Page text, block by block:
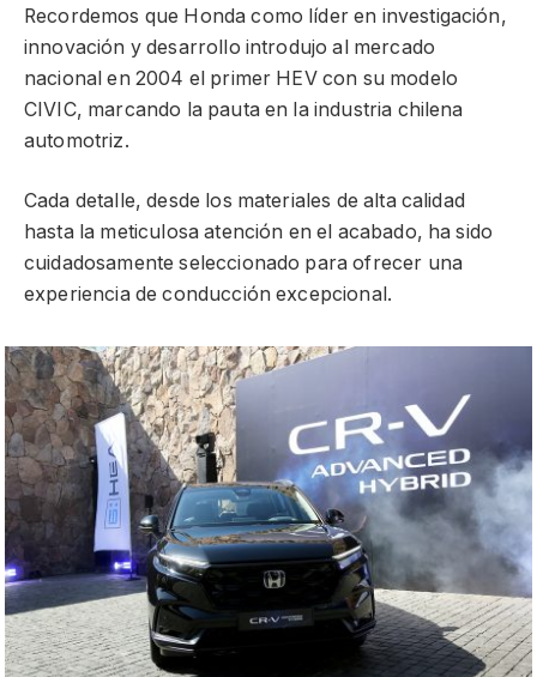
Recordemos que Honda como líder en investigación,
innovación y desarrollo introdujo al mercado
nacional en 2004 el primer HEV con su modelo
CIVIC, marcando la pauta en la industria chilena
automotriz.
Cada detalle, desde los materiales de alta calidad
hasta la meticulosa atención en el acabado, ha sido
cuidadosamente seleccionado para ofrecer una
experiencia de conducción excepcional.